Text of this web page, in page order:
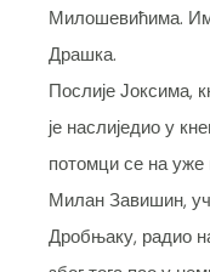
Милошевићима.
Драшка.
Послије Јоксима,
је наслиједио у
потомци се на
Милан Завишин,
Дробњаку, радио